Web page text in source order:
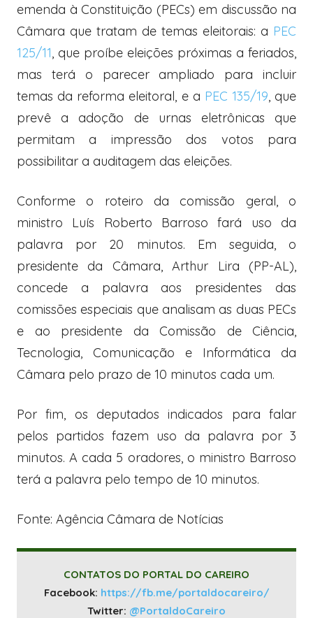
emenda à Constituição (PECs) em discussão na
Câmara que tratam de temas eleitorais: a PEC
125/11, que proíbe eleições próximas a feriados,
mas terá o parecerampliado para incluir
temas da reforma eleitoral, e a PEC 135/19, que
prevê a adoção de urnas eletrônicas que
permitam a impressão dos votos para
possibilitar a auditagem das eleições.
Conforme o roteiro da comissão geral, o
ministro Luís Roberto Barroso fará uso da
palavra por 20 minutos. Em seguida, o
presidente da Câmara, Arthur Lira (PP-AL),
concede a palavra aos presidentes das
comissões especiais que analisam as duas PECs
e ao presidente da Comissão de Ciência,
Tecnologia, Comunicação e Informática da
Câmara pelo prazo de 10 minutos cada um.
Por fim, os deputados indicados para falar
pelos partidos fazem uso da palavra por 3
minutos. A cada 5 oradores, o ministro Barroso
terá a palavra pelo tempo de 10 minutos.
Fonte: Agência Câmara de Notícias
CONTATOS DO PORTAL DO CAREIRO
Facebook: https://fb.me/portaldocareiro/
Twitter: @PortaldoCareiro